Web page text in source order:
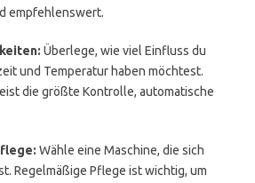
empfehlenswert.
Überlege, wie viel Einfluss du
und Temperatur haben möchtest.
die größte Kontrolle, automatische
Wähle eine Maschine, die sich
Regelmäßige Pflege ist wichtig, um